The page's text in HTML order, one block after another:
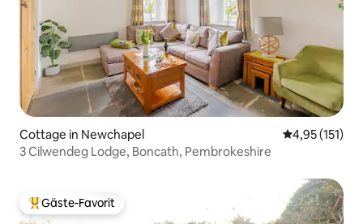
Cottage in Newchapel
4,95 (151)
3 Cilwendeg Lodge, Boncath, Pembrokeshire
Beliebter Gäste-Favorit.
Gäste-Favorit